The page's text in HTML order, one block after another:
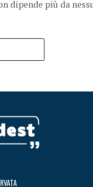
dipende più da